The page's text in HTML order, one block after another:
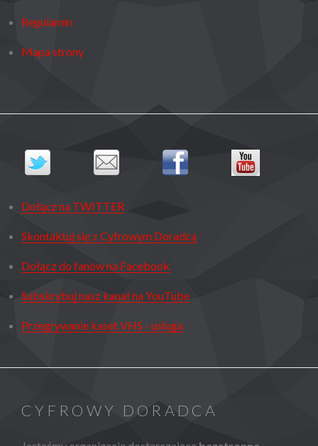
Regulamin
Mapa strony
Dołącz na TWITTER
Skontaktuj się z Cyfrowym Doradcą
Dołącz do fanów na Facebook
Subskrybuj nasz kanał na YouTube
Przegrywanie kaset VHS - usługa
CYFROWY DORADCA